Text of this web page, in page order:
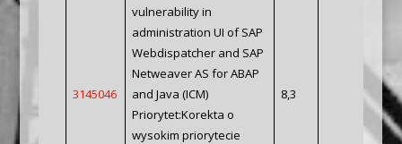
3145046
vulnerability in
administration UI of SAP
Webdispatcher and SAP
Netweaver AS for ABAP
and Java (ICM)
Priorytet:Korekta o
wysokim priorytecie
8,3